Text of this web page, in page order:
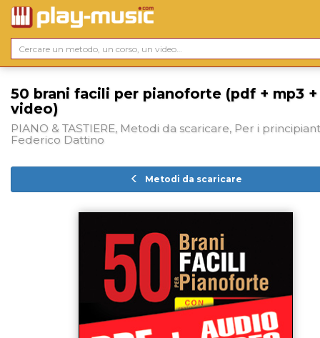
50 brani facili per pianoforte (pdf + mp3 +
video)
PIANO & TASTIERE, Metodi da scaricare, Per i
Federico Dattino
Metodi da scaricare